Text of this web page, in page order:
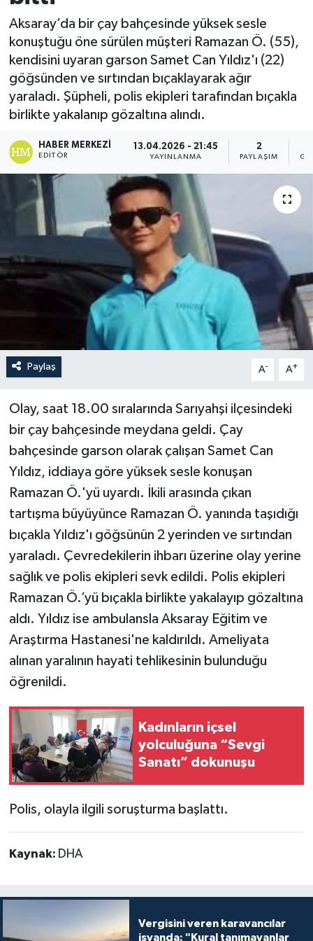
Aksaray’da bir çay bahçesinde yüksek sesle
konuştuğu öne sürülen müşteri Ramazan Ö. (55),
kendisini uyaran garson Samet Can Yıldız'ı (22)
göğsünden ve sırtından bıçaklayarak ağır
yaraladı. Şüpheli, polis ekipleri tarafından bıçakla
birlikte yakalanıp gözaltına alındı.
HABER MERKEZI
EDITÖR
13.04.2026 - 21:45
YAYINLANMA
2
PAYLAŞIM
Paylaş A- A+
Olay, saat 18.00 sıralarında Sarıyahşi ilçesindeki
bir çay bahçesinde meydana geldi. Çay
bahçesinde garson olarak çalışan Samet Can
Yıldız, iddiaya göre yüksek sesle konuşan
Ramazan Ö.'yü uyardı. İkili arasında çıkan
tartışma büyüyünce Ramazan Ö. yanında taşıdığı
bıçakla Yıldız'ı göğsünün 2 yerinden ve sırtından
yaraladı. Çevredekilerin ihbarı üzerine olay yerine
sağlık ve polis ekipleri sevk edildi. Polis ekipleri
Ramazan Ö.’yü bıçakla birlikte yakalayıp gözaltına
aldı. Yıldız ise ambulansla Aksaray Eğitim ve
Araştırma Hastanesi'ne kaldırıldı. Ameliyata
alınan yaralının hayati tehlikesinin bulunduğu
öğrenildi.
Kadınların içsel
yolculuğuna “Sevgi
Sanatı” dokunuşu
Polis, olayla ilgili soruşturma başlattı.
Kaynak: DHA
Vergisini veren karavancılar
isyanda: "Kural tanımayanlar